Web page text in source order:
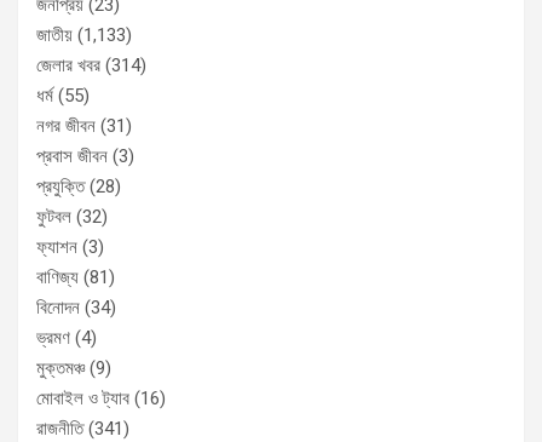
জনপ্রিয় (23)
জাতীয় (1,133)
জেলার খবর (314)
ধর্ম(55)
নগর জীবন (31)
প্রবাস জীবন (3)
প্রযুক্তি(28)
ফুটবল (32)
ফ্যাশন (3)
বাণিজ্য (81)
বিনোদন (34)
ভ্রমণ (4)
মুক্তমঞ্চ(9)
মোবাইল ও ট্যাব (16)
রাজনীতি(341)